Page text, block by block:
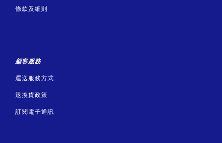
條款及細則
顧客服務
運送服務方式
退換貨政策
訂閱電子通訊